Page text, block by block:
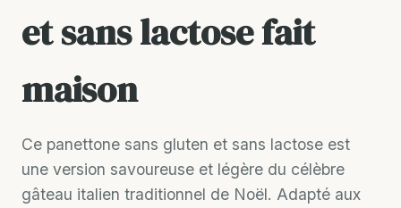
et sans lactose fait
maison
Ce panettone sans gluten et sans lactose est
une version savoureuse et légère du célèbre
gâteau italien traditionnel de Noël. Adapté aux